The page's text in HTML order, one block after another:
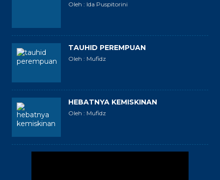
Oleh : Ida Puspitorini
TAUHID PEREMPUAN
Oleh : Mufidz
HEBATNYA KEMISKINAN
Oleh : Mufidz